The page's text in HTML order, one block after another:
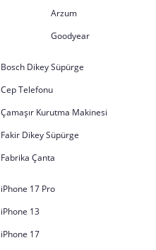
Arzum
Goodyear
Bosch Dikey Süpürge
Cep Telefonu
Çamaşır Kurutma Makinesi
Fakir Dikey Süpürge
Fabrika Çanta
iPhone 17 Pro
iPhone 13
iPhone 17